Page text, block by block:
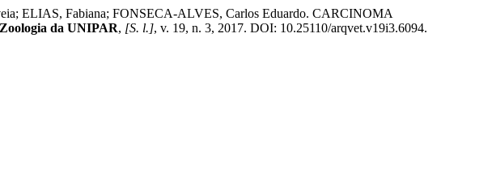
ELIAS, Fabiana; FONSECA-ALVES, Carlos Eduardo. CARCINOMA
da UNIPAR, [S. l.], v. 19, n. 3, 2017. DOI: 10.25110/arqvet.v19i3.6094.